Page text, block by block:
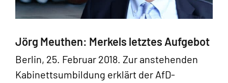
Jörg Meuthen: Merkels letztes Aufgebot
Berlin, 25. Februar 2018. Zur anstehenden
Kabinettsumbildung erklärt der AfD-